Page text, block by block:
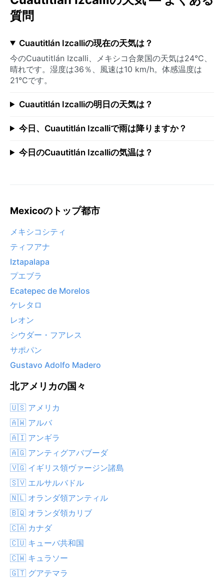
質問
Cuautitlán Izcalliの現在の天気は？
今のCuautitlán Izcalli、メキシコ合衆国の天気は24°C、
晴れです。湿度は36％、風速は10 km/h。体感温度は
21°Cです。
Cuautitlán Izcalliの明日の天気は？
今日、Cuautitlán Izcalliで雨は降りますか？
今日のCuautitlán Izcalliの気温は？
Mexicoのトップ都市
メキシコシティ
ティフアナ
Iztapalapa
プエブラ
Ecatepec de Morelos
ケレタロ
レオン
シウダー・フアレス
サポパン
Gustavo Adolfo Madero
北アメリカの国々
🇺🇸 アメリカ
🇦🇼 アルバ
🇦🇮 アンギラ
🇦🇬 アンティグアバブーダ
🇻🇬 イギリス領ヴァージン諸島
🇸🇻 エルサルバドル
🇳🇱 オランダ領アンティル
🇧🇶 オランダ領カリブ
🇨🇦 カナダ
🇨🇺 キューバ共和国
🇨🇼 キュラソー
🇬🇹 グアテマラ